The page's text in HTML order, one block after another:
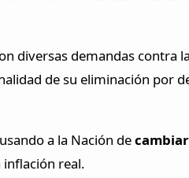
diversas demandas contra
de su eliminación por
a la Nación de
inflación real.